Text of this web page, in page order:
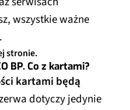
wszystkie ważne
stronie.
BP. Co z kartami?
kartami będą
dotyczy jedynie